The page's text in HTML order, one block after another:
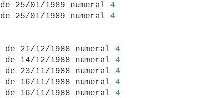
25/01/1989 numeral 4
25/01/1989 numeral 4
de 21/12/1988 numeral 4
de 14/12/1988 numeral 4
de 23/11/1988 numeral 4
de 16/11/1988 numeral 4
de 16/11/1988 numeral 4